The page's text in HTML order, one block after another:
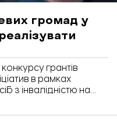
громад у
грантів
в рамках
з інвалідністю на
простору